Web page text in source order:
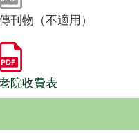
刊物（不適用）
院收費表